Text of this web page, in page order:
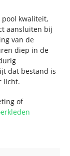
pool kwaliteit,
aansluiten bij
van de
diep in de
dat bestand is
licht.
of